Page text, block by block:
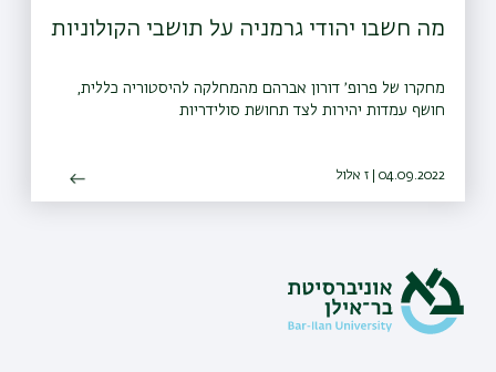
מה חשבו יהודי גרמניה על תושבי הקולוניות
מחקרו של פרופ׳ דורון אברהם מהמחלקה להיסטוריה כללית,
חושף עמדות יהירות לצד תחושת סולידריות
04.09.2022 | ז אלול